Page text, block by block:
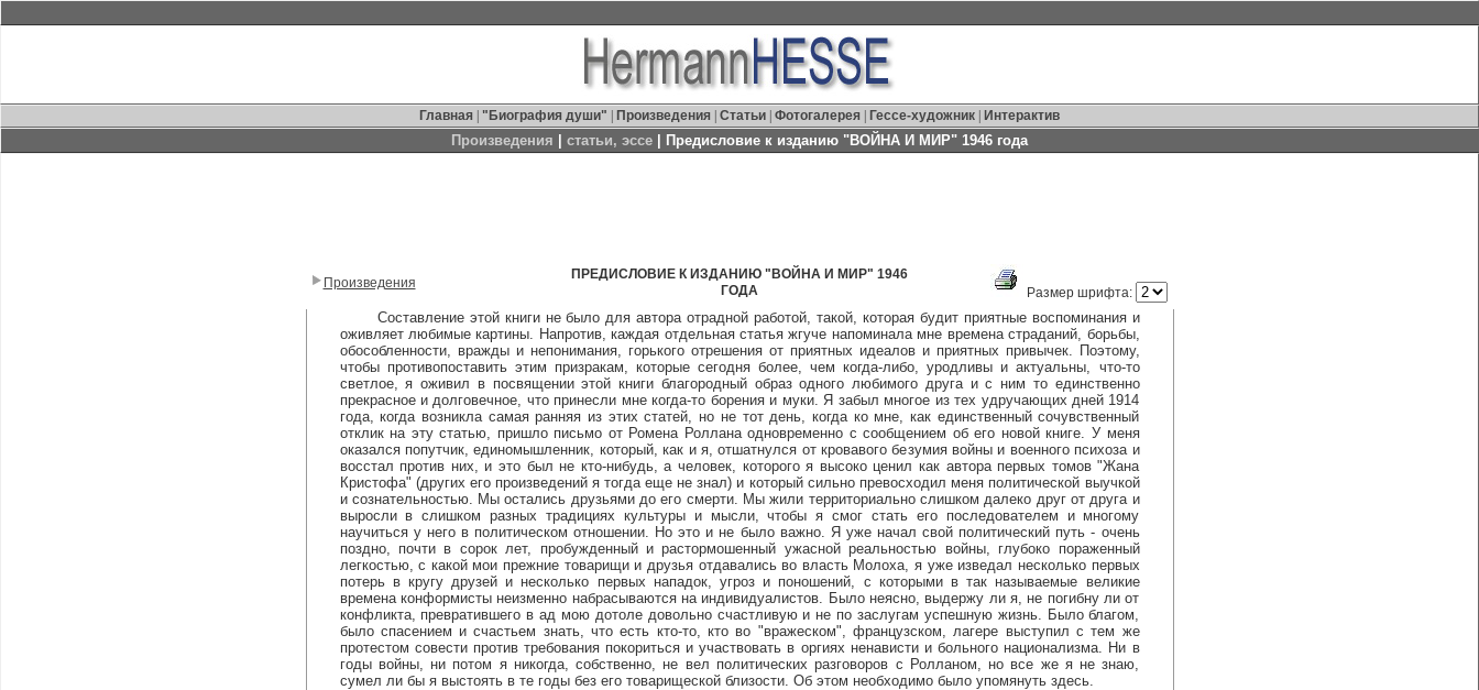
Главная "Биография души" Произведения Статьи Фотогалерея Гессе-художник Интерактив
Произведения статьи, эссе | Предисловие к изданию "ВОЙНА И МИР" 1946 года
Произведения
ПРЕДИСЛОВИЕ К ИЗДАНИЮ "ВОЙНА И МИР" 1946
ГОДА
Размер шрифта:
Составление этой книги не было для автора отрадной работой, такой, которая будит приятные воспоминания и
оживляет любимые картины. Напротив, каждая отдельная статья жгуче напоминала мне времена страданий, борьбы,
обособленности, вражды и непонимания, горького отрешения от приятных идеалов и приятных привычек. Поэтому,
чтобы противопоставить этим призракам, которые сегодня более, чем когда-либо, уродливы и актуальны, что-то
светлое, я оживил в посвящении этой книги благородный образ одного любимого друга и с ним то единственно
прекрасное и долговечное, что принесли мне когда-то борения и муки. Я забыл многое из тех удручающих дней 1914
года, когда возникла самая ранняя из этих статей, но не тот день, когда ко мне, как единственный сочувственный
отклик на эту статью, пришло письмо от Ромена Роллана одновременно с сообщением об его новой книге. У меня
оказался попутчик, единомышленник, который, как и я, отшатнулся от кровавого безумия войны и военного психоза и
восстал против них, и это был не кто-нибудь, а человек, которого я высоко ценил как автора первых томов "Жана
Кристофа" (других его произведений я тогда еще не знал) и который сильно превосходил меня политической выучкой
и сознательностью. Мы остались друзьями до его смерти. Мы жили территориально слишком далеко друг от друга и
выросли в слишком разных традициях культуры и мысли, чтобы я смог стать его последователем и многому
научиться у него в политическом отношении. Но это и не было важно. Я уже начал свой политический путь - очень
поздно, почти в сорок лет, пробужденный и растормошенный ужасной реальностью войны, глубоко пораженный
легкостью, с какой мои прежние товарищи и друзья отдавались во власть Молоха, я уже изведал несколько первых
потерь в кругу друзей и несколько первых нападок, угроз и поношений, с которыми в так называемые великие
времена конформисты неизменно набрасываются на индивидуалистов. Было неясно, выдержу ли я, не погибну ли от
конфликта, превратившего в ад мою дотоле довольно счастливую и не по заслугам успешную жизнь. Было благом,
было спасением и счастьем знать, что есть кто-то, кто во "вражеском", французском, лагере выступил с тем же
протестом совести против требования покориться и участвовать в оргиях ненависти и больного национализма. Ни в
годы войны, ни потом я никогда, собственно, не вел политических разговоров с Ролланом, но все же я не знаю,
сумел ли бы я выстоять в те годы без его товарищеской близости. Об этом необходимо было упомянуть здесь.